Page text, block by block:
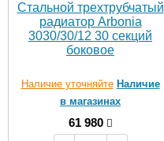
Стальной трехтрубчатый
радиатор Arbonia
3030/30/12 30 секций
боковое
Наличие уточняйте Наличие
в магазинах
61 980